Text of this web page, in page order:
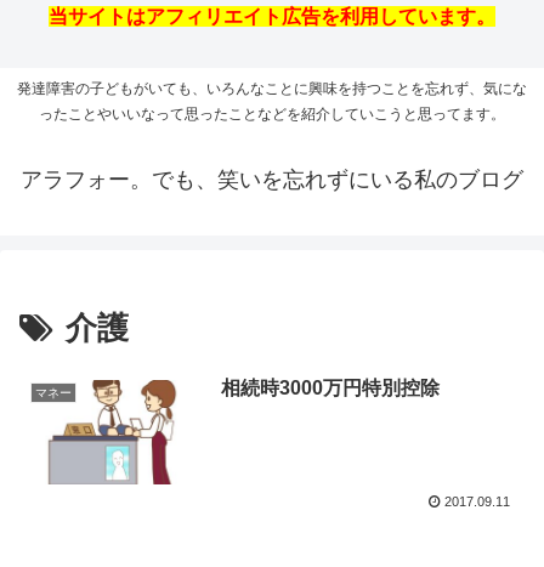
当サイトはアフィリエイト広告を利用しています。
発達障害の子どもがいても、いろんなことに興味を持つことを忘れず、気にな
ったことやいいなって思ったことなどを紹介していこうと思ってます。
アラフォー。でも、笑いを忘れずにいる私のブログ
介護
マネー 相続時3000万円特別控除
2017.09.11